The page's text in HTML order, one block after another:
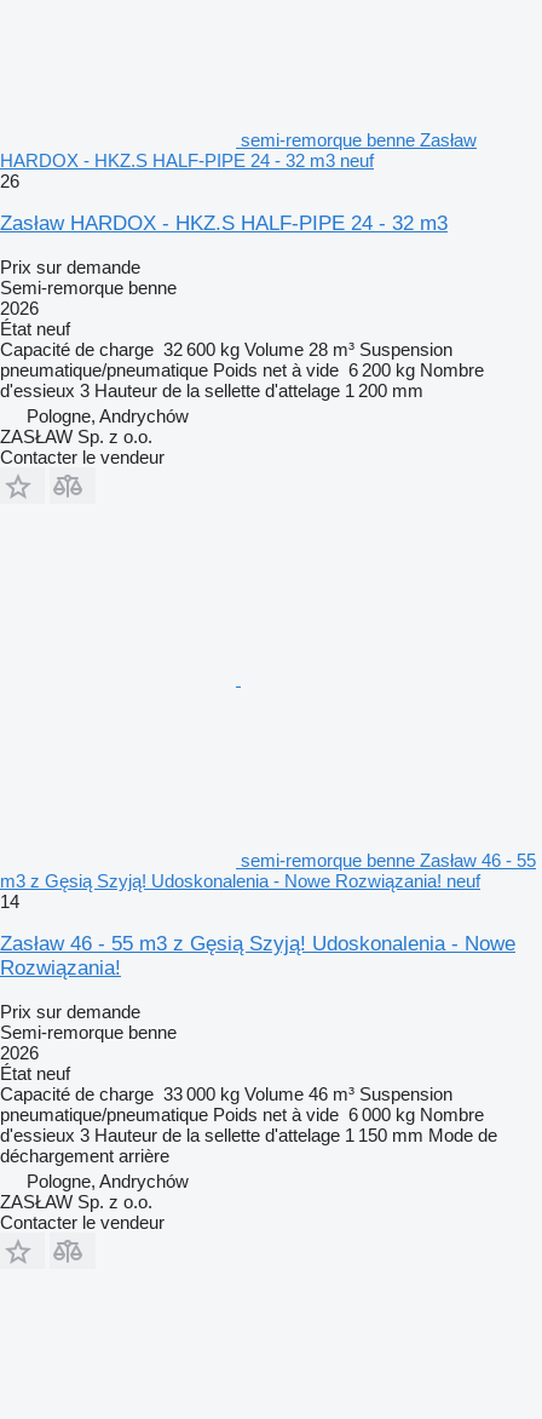
semi-remorque benne Zasław
HARDOX - HKZ.S HALF-PIPE 24 - 32 m3 neuf
26
Zasław HARDOX - HKZ.S HALF-PIPE 24 - 32 m3
Prix sur demande
Semi-remorque benne
2026
État neuf
Capacité de charge 32 600 kg Volume 28 m³ Suspension
pneumatique/pneumatique Poids net à vide 6 200 kg Nombre
d'essieux 3 Hauteur de la sellette d'attelage 1 200 mm
Pologne, Andrychów
ZASŁAW Sp. z o.o.
Contacter le vendeur
semi-remorque benne Zasław 46 - 55
m3 z Gęsią Szyją! Udoskonalenia - Nowe Rozwiązania! neuf
14
Zasław 46 - 55 m3 z Gęsią Szyją! Udoskonalenia - Nowe
Rozwiązania!
Prix sur demande
Semi-remorque benne
2026
État neuf
Capacité de charge 33 000 kg Volume 46 m³ Suspension
pneumatique/pneumatique Poids net à vide 6 000 kg Nombre
d'essieux 3 Hauteur de la sellette d'attelage 1 150 mm Mode de
déchargement arrière
Pologne, Andrychów
ZASŁAW Sp. z o.o.
Contacter le vendeur